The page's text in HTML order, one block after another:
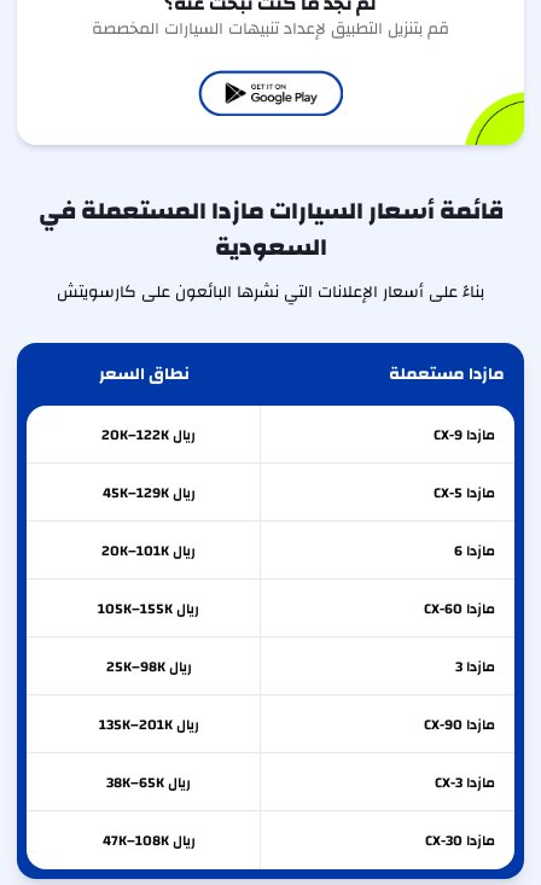
قم بتنزيل التطبيق لإعداد تنبيهات السيارات المخصصة
قائمة أسعار السيارات مازدا المستعملة في
السعودية
بناءً على أسعار الإعلانات التي نشرها البائعون على كارسويتش
مازدا مستعملة نطاق السعر
مازداCX-9 ريال 20K–122K
مازداCX-5 ريال 45K–129K
مازدا6 ريال 20K–101K
مازداCX-60 ريال 105K–155K
مازدا3 ريال 25K–98K
مازداCX-90 ريال 135K–201K
مازداCX-3 ريال 38K–65K
مازداCX-30 ريال 47K–108K